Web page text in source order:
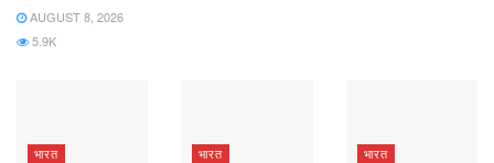
AUGUST 8, 2026
5.9K
भारत भारत भारत